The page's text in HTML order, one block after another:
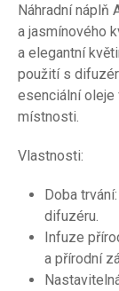
Náhradní náplň
a jasmínového
a elegantní
použití s
esenciální oleje
místnosti.
Vlastnosti:
Doba
difuzéru.
Infuze
a přírodní